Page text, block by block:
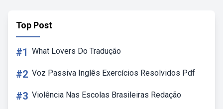
Top Post
#1 What Lovers Do Tradução
#2 Voz Passiva Inglês Exercícios Resolvidos Pdf
#3 Violência Nas Escolas Brasileiras Redação